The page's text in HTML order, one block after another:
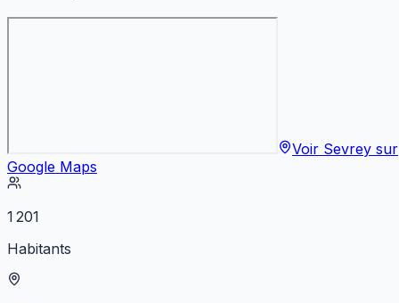
Voir Sevrey sur
Google Maps
1 201
Habitants